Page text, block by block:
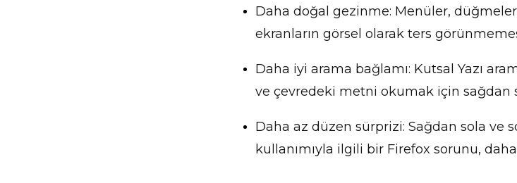
Daha doğal gezinme: Menüler,
ekranların görsel olarak ters
Daha iyi arama bağlamı: Kutsal Yazı
ve çevredeki metni okumak için sağdan
Daha az düzen sürprizi: Sağdan sola ve
kullanımıyla ilgili bir Firefox sorunu,